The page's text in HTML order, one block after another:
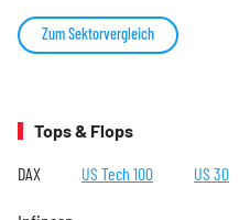
Zum Sektorvergleich
Tops & Flops
DAX US Tech 100 US 30